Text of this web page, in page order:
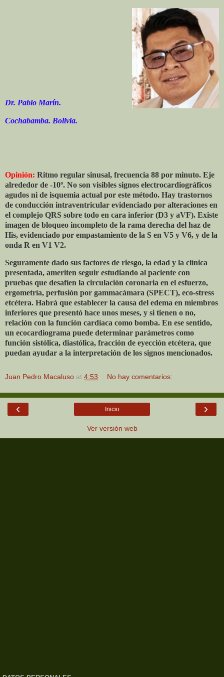
Dr. Pablo Marín.
Cochabamba. Bolivia.
Opinión: Ritmo regular sinusal, frecuencia 88 por minuto. Eje
alrededor de -10º. No son visibles signos electrocardiográficos
agudos ni de isquemia actual por este método. Hay trastornos
de conducción intraventricular evidenciado por alteraciones en
el complejo QRS sobre todo en cara inferior (D3 y aVF). Existe
imagen de bloqueo incompleto de la rama derecha del haz de
His, evidenciado por empastamiento de la S en V5 y V6, y de la
onda R en V1 V2.
Seguramente dado sus factores de riesgo, la edad y la clínica
presentada, ameriten seguir estudiando al paciente con
pruebas que desafíen la circulación coronaria en el esfuerzo,
ergometría, perfusión por gammacámara (SPECT), eco-stress
etcétera. Habrá que establecer la causa del edema en miembros
inferiores que presentó hace unos meses, y si tienen o no,
relación con la función cardíaca como bomba. En ese sentido,
un ecocardiograma puede determinar parámetros como
función sistólica, diastólica, fracción de eyección etcétera, que
puedan ayudar a la interpretación de los signos mencionados.
Juan Pedro Macaluso at 4:53 No hay comentarios:
‹ ›
Inicio
Ver versión web